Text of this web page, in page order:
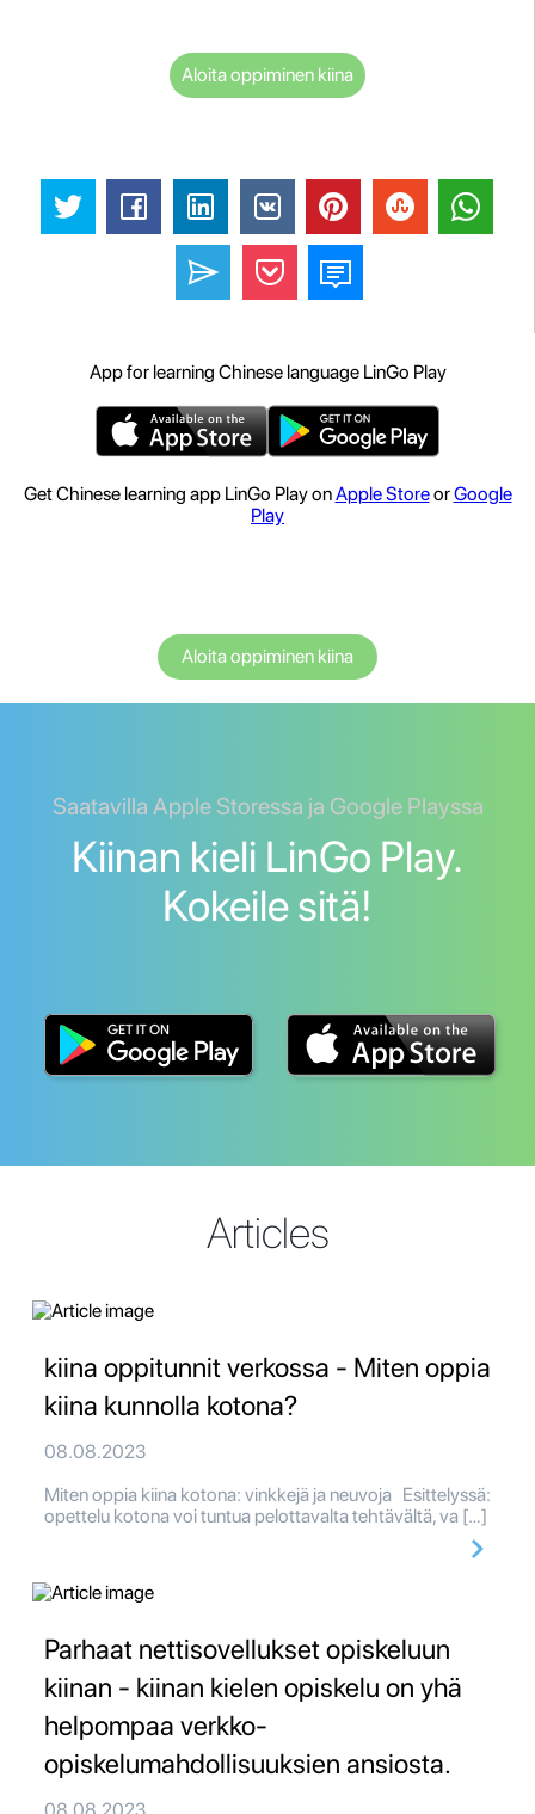
Aloita oppiminen kiina
App for learning Chinese language LinGo Play
Get Chinese learning app LinGo Play onApple StoreorGoogle
Play
Aloita oppiminen kiina
Saatavilla Apple Storessa ja Google Playssa
Kiinan kieli LinGo Play.
Kokeile sitä!
Articles
kiina oppitunnit verkossa - Miten oppia
kiina kunnolla kotona?
08.08.2023
Miten oppia kiina kotona: vinkkejä ja neuvoja Esittelyssä:
opettelu kotona voi tuntua pelottavalta tehtävältä, va […]
Parhaat nettisovellukset opiskeluun
kiinan - kiinan kielen opiskelu on yhä
helpompaa verkko-
opiskelumahdollisuuksien ansiosta.